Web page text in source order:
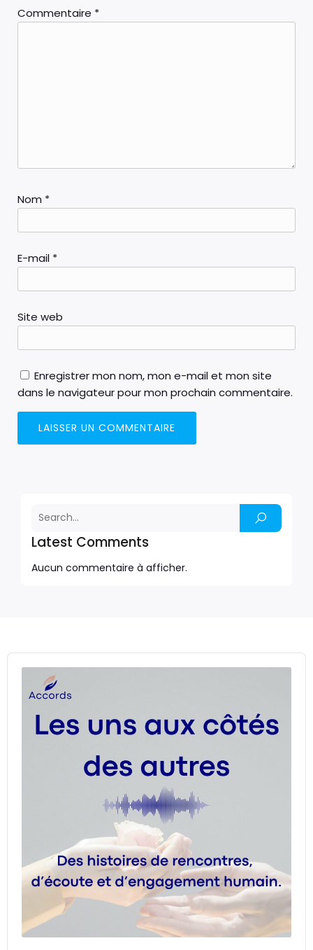
Latest Comments
Aucun commentaire à afficher.
Commentaire *
Nom *
E-mail *
Site web
Enregistrer mon nom, mon e-mail et mon site
dans le navigateur pour mon prochain commentaire.
Audio
Player